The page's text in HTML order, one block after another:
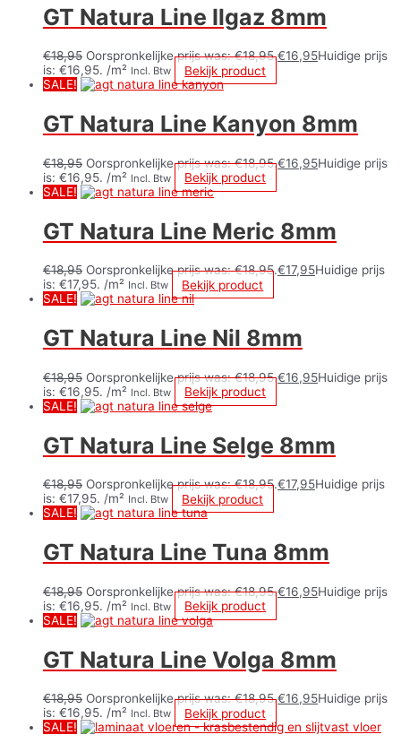
GT Natura Line Ilgaz 8mm
€18,95 Oorspronkelijke prijs was: €18,95.€16,95Huidige prijs
is: €16,95. /m² Incl. Btw
Bekijk product
SALE!
GT Natura Line Kanyon 8mm
€18,95 Oorspronkelijke prijs was: €18,95.€16,95Huidige prijs
is: €16,95. /m² Incl. Btw
Bekijk product
SALE!
GT Natura Line Meric 8mm
€18,95 Oorspronkelijke prijs was: €18,95.€17,95Huidige prijs
is: €17,95. /m² Incl. Btw
Bekijk product
SALE!
GT Natura Line Nil 8mm
€18,95 Oorspronkelijke prijs was: €18,95.€16,95Huidige prijs
is: €16,95. /m² Incl. Btw
Bekijk product
SALE!
GT Natura Line Selge 8mm
€18,95 Oorspronkelijke prijs was: €18,95.€17,95Huidige prijs
is: €17,95. /m² Incl. Btw
Bekijk product
SALE!
GT Natura Line Tuna 8mm
€18,95 Oorspronkelijke prijs was: €18,95.€16,95Huidige prijs
is: €16,95. /m² Incl. Btw
Bekijk product
SALE!
GT Natura Line Volga 8mm
€18,95 Oorspronkelijke prijs was: €18,95.€16,95Huidige prijs
is: €16,95. /m² Incl. Btw
Bekijk product
SALE!